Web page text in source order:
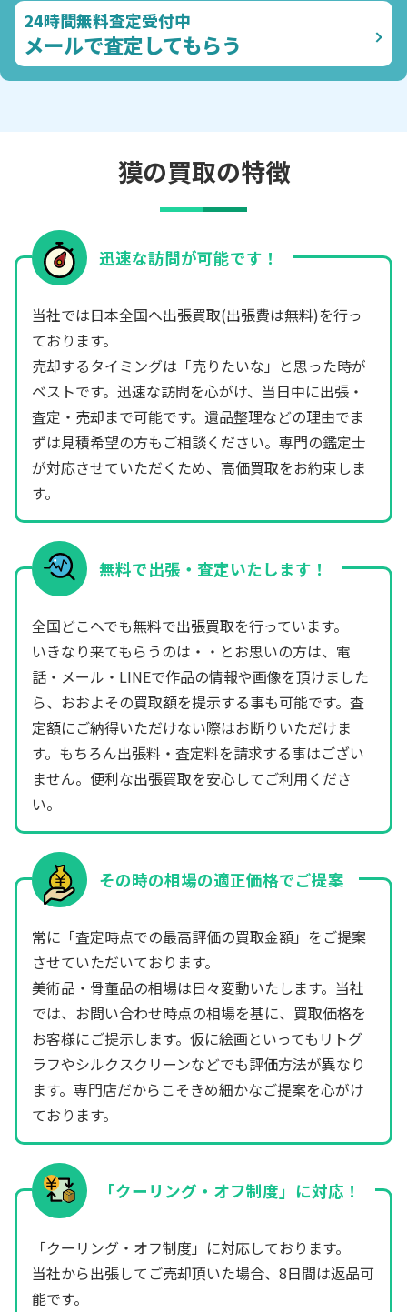
24時間無料査定受付中
メールで査定してもらう
獏の買取の特徴
迅速な訪問が可能です！
当社では日本全国へ出張買取(出張費は無料)を行っ
ております。
売却するタイミングは「売りたいな」と思った時が
ベストです。迅速な訪問を心がけ、当日中に出張・
査定・売却まで可能です。遺品整理などの理由でま
ずは見積希望の方もご相談ください。専門の鑑定士
が対応させていただくため、高価買取をお約束しま
す。
無料で出張・査定いたします！
全国どこへでも無料で出張買取を行っています。
いきなり来てもらうのは・・とお思いの方は、電
話・メール・LINEで作品の情報や画像を頂けました
ら、おおよその買取額を提示する事も可能です。査
定額にご納得いただけない際はお断りいただけま
す。もちろん出張料・査定料を請求する事はござい
ません。便利な出張買取を安心してご利用くださ
い。
その時の相場の適正価格でご提案
常に「査定時点での最高評価の買取金額」をご提案
させていただいております。
美術品・骨董品の相場は日々変動いたします。当社
では、お問い合わせ時点の相場を基に、買取価格を
お客様にご提示します。仮に絵画といってもリトグ
ラフやシルクスクリーンなどでも評価方法が異なり
ます。専門店だからこそきめ細かなご提案を心がけ
ております。
「クーリング・オフ制度」に対応！
「クーリング・オフ制度」に対応しております。
当社から出張してご売却頂いた場合、8日間は返品可
能です。